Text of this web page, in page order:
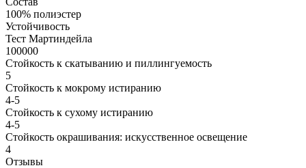
100% полиэстер
Устойчивость
Тест Мартиндейла
100000
Стойкость к скатыванию и пиллингуемость
5
Стойкость к мокрому истиранию
4-5
Стойкость к сухому истиранию
4-5
Стойкость окрашивания: искусственное освещение
4
Отзывы